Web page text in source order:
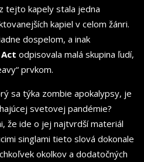
tejto kapely stala jedna
kapiel v celom žánri.
dospelom, a inak
odpisovala malá skupina ľudí,
prvkom.
sa týka zombie apokalypsy, je
svetovej pandémie?
že ide o jej najtvrdší materiál
singlami tieto slová dokonale
okolkov a dodatočných